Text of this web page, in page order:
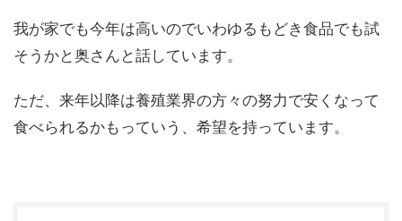
我が家でも今年は高いのでいわゆるもどき食品でも試
そうかと奥さんと話しています。
ただ、来年以降は養殖業界の方々の努力で安くなって
食べられるかもっていう、希望を持っています。